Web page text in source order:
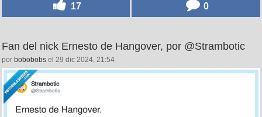
17 0
Fan del nick Ernesto de Hangover, por @Strambotic
por bobobobs el 29 dic 2024, 21:54